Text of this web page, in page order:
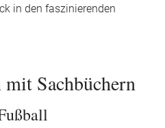
in den faszinierenden
mit Sachbüchern